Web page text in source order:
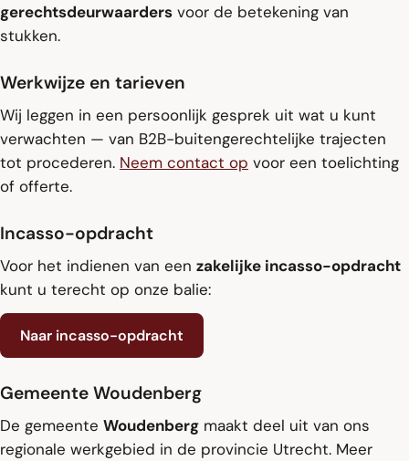
gerechtsdeurwaarders voor de betekening van
stukken.
Werkwijze en tarieven
Wij leggen in een persoonlijk gesprek uit wat u kunt
verwachten — van B2B-buitengerechtelijke trajecten
tot procederen. Neem contact op voor een toelichting
of offerte.
Incasso-opdracht
Voor het indienen van een zakelijke incasso-opdracht
kunt u terecht op onze balie:
Naar incasso-opdracht
Gemeente Woudenberg
De gemeente Woudenberg maakt deel uit van ons
regionale werkgebied in de provincie Utrecht. Meer